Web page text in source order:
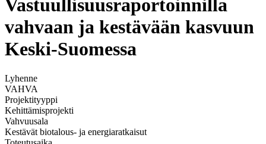
Vastuullisuusraportoinnilla
vahvaan ja kestävään kasvuun
Keski-Suomessa
Lyhenne
VAHVA
Projektityyppi
Kehittämisprojekti
Vahvuusala
Kestävät biotalous- ja energiaratkaisut